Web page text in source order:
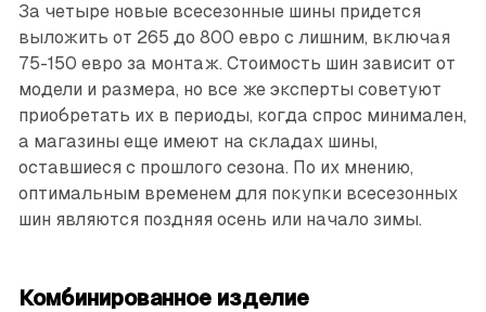
За четыре новые всесезонные шины придется
выложить от 265 до 800 евро с лишним, включая
75-150 евро за монтаж. Стоимость шин зависит от
модели и размера, но все же эксперты советуют
приобретать их в периоды, когда спрос минимален,
а магазины еще имеют на складах шины,
оставшиеся с прошлого сезона. По их мнению,
оптимальным временем для покупки всесезонных
шин являются поздняя осень или начало зимы.
Комбинированное изделие